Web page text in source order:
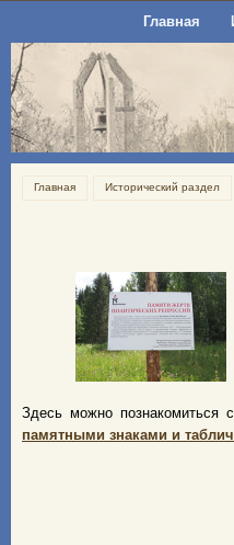
Главная
Главная Исторический раздел
Здесь можно познакомиться
памятными знаками и